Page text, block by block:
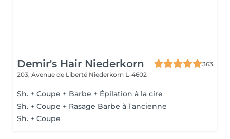
Demir's Hair Niederkorn
363
203, Avenue de Liberté Niederkorn L-4602
Sh. + Coupe + Barbe + Épilation à la cire
Sh. + Coupe + Rasage Barbe à l'ancienne
Sh. + Coupe